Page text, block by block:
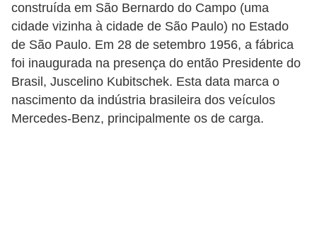
construída em São Bernardo do Campo (uma
cidade vizinha à cidade de São Paulo) no Estado
de São Paulo. Em 28 de setembro 1956, a fábrica
foi inaugurada na presença do então Presidente do
Brasil, Juscelino Kubitschek. Esta data marca o
nascimento da indústria brasileira dos veículos
Mercedes-Benz, principalmente os de carga.
i
o
n
a
i
s